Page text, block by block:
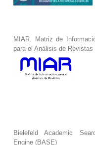
MIAR. Matriz de
para el Análisis de Revistas
Bielefeld Academic
Engine (BASE)